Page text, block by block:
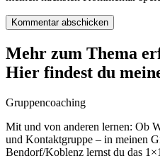
Mehr zum Thema
Hier findest du
Gruppencoaching
Mit und von anderen lernen: Ob
und Kontaktgruppe – in meinen
Bendorf/Koblenz lernst du das